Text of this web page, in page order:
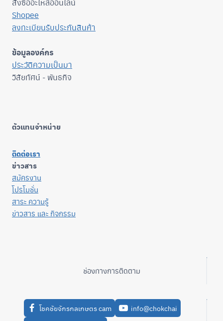
Shopee
ลงทะเบียนรับประกันสินค้า
ข้อมูลองค์กร
ประวัติความเป็นมา
วิสัยทัศน์ - พันธกิจ
ตัวแทนจำหน่าย
ติดต่อเรา
ข่าวสาร
สมัครงาน
โปรโมชั่น
สาระ ความรู้
ข่าวสาร และ กิจกรรม
ช่องทางการติดตาม
โชคชัยจักรกลเกษตร cam info@chokchai